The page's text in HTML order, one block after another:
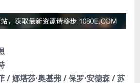
/ 娜塔莎·奥基弗 / 保罗·安德森 / 苏